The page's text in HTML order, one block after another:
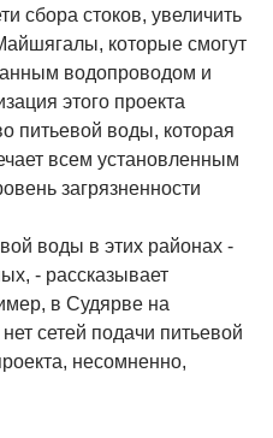
сбора стоков, увеличить
которые смогут
водопроводом и
этого проекта
питьевой воды, которая
всем установленным
загрязненности
воды в этих районах -
- рассказывает
в Судярве на
сетей подачи питьевой
несомненно,